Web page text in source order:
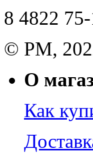
8 4822
© РМ,
О
Как